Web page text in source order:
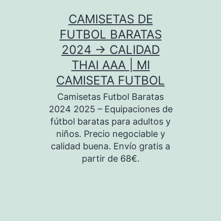
CAMISETAS DE
FUTBOL BARATAS
2024 → CALIDAD
THAI AAA | MI
CAMISETA FUTBOL
Camisetas Futbol Baratas
2024 2025 – Equipaciones de
fútbol baratas para adultos y
niños. Precio negociable y
calidad buena. Envío gratis a
partir de 68€.